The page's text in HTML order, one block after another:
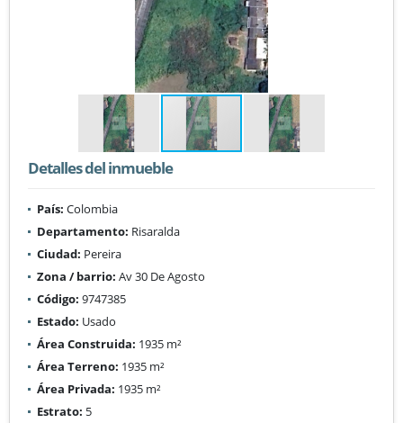
Detalles del inmueble
País: Colombia
Departamento: Risaralda
Ciudad: Pereira
Zona / barrio: Av 30 De Agosto
Código: 9747385
Estado: Usado
Área Construida: 1935 m²
Área Terreno: 1935 m²
Área Privada: 1935 m²
Estrato: 5